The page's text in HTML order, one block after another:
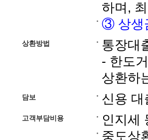
하며,
③ 상생
상환방법
통장대
- 한도
상환하
담보 신용 대
고객부담비용
인지세
중도상